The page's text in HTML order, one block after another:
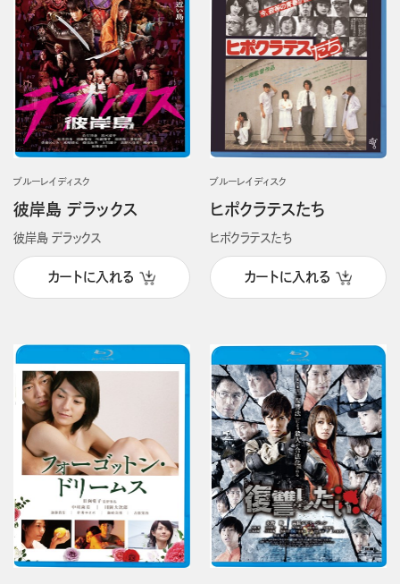
ブルーレイディスク
彼岸島 デラックス
彼岸島 デラックス
カートに入れる
ブルーレイディスク
ヒポクラテスたち
ヒポクラテスたち
カートに入れる